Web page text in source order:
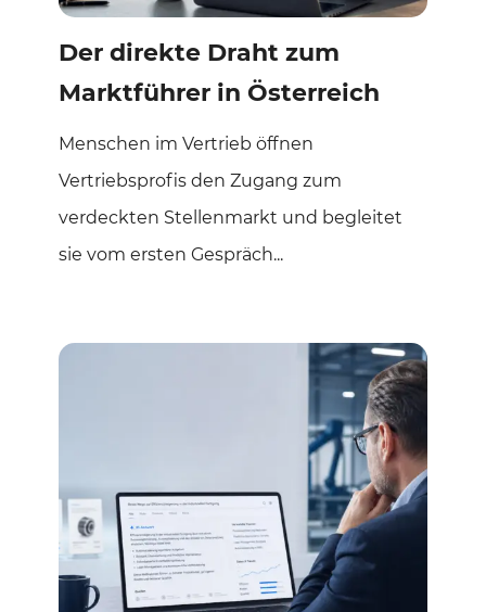
Der direkte Draht zum
Marktführer in Österreich
Menschen im Vertrieb öffnen
Vertriebsprofis den Zugang zum
verdeckten Stellenmarkt und begleitet
sie vom ersten Gespräch...